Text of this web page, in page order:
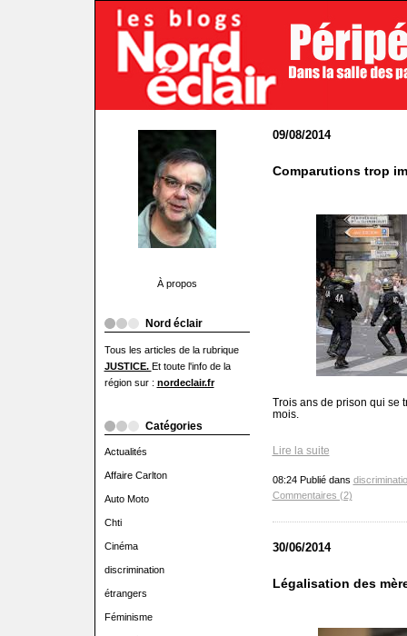
À propos
Nord éclair
Tous les articles de la rubrique
JUSTICE. Et toute l'info de la
région sur : nordeclair.fr
Catégories
Actualités
Affaire Carlton
Auto Moto
Chti
Cinéma
discrimination
étrangers
Féminisme
09/08/2014
Comparutions trop
Trois ans de prison qui se
mois.
Lire la suite
08:24 Publié dans
Commentaires (2)
30/06/2014
Légalisation des